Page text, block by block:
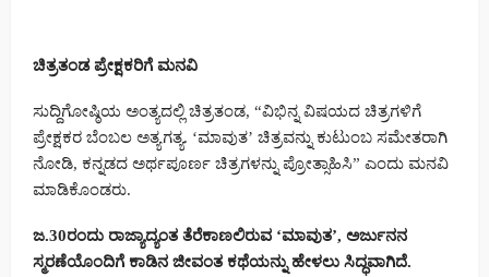
ಚಿತ್ರತಂಡ ಪ್ರೇಕ್ಷಕರಿಗೆ ಮನವಿ
ಸುದ್ದಿಗೋಷ್ಠಿಯ ಅಂತ್ಯದಲ್ಲಿ ಚಿತ್ರತಂಡ, “ವಿಭಿನ್ನ ವಿಷಯದ ಚಿತ್ರಗಳಿಗೆ
ಪ್ರೇಕ್ಷಕರ ಬೆಂಬಲ ಅತ್ಯಗತ್ಯ. ‘ಮಾವುತ’ ಚಿತ್ರವನ್ನು ಕುಟುಂಬ ಸಮೇತರಾಗಿ
ನೋಡಿ, ಕನ್ನಡದ ಅರ್ಥಪೂರ್ಣ ಚಿತ್ರಗಳನ್ನು ಪ್ರೋತ್ಸಾಹಿಸಿ” ಎಂದು ಮನವಿ
ಮಾಡಿಕೊಂಡರು.
ಜ.30ರಂದು ರಾಜ್ಯಾದ್ಯಂತ ತೆರೆಕಾಣಲಿರುವ ‘ಮಾವುತ’, ಅರ್ಜುನನ
ಸ್ಮರಣೆಯೊಂದಿಗೆ ಕಾಡಿನ ಜೀವಂತ ಕಥೆಯನ್ನು ಹೇಳಲು ಸಿದ್ಧವಾಗಿದೆ.